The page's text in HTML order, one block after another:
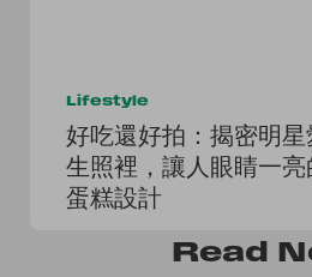
Lifestyle
好吃還好拍：揭密明
生照裡，讓人眼睛一
蛋糕設計
Read